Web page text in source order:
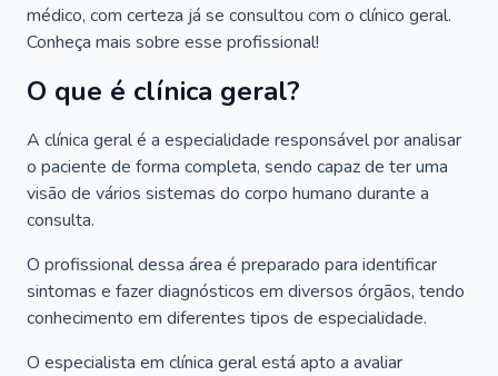
médico, com certeza já se consultou com o clínico geral.
Conheça mais sobre esse profissional!
O que é clínica geral?
A clínica geral é a especialidade responsável por analisar
o paciente de forma completa, sendo capaz de ter uma
visão de vários sistemas do corpo humano durante a
consulta.
O profissional dessa área é preparado para identificar
sintomas e fazer diagnósticos em diversos órgãos, tendo
conhecimento em diferentes tipos de especialidade.
O especialista em clínica geral está apto a avaliar